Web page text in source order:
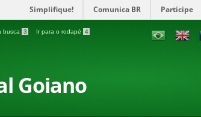
Simplifique! Comunica BR Participe
busca 3 Ir para o rodapé 4
Goiano